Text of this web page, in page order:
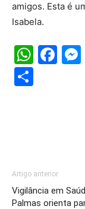
amigos. Esta é
Isabela.
Artigo anterior
Vigilância em
Palmas orienta